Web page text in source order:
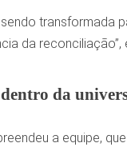
da reconciliação”,
da
a equipe,